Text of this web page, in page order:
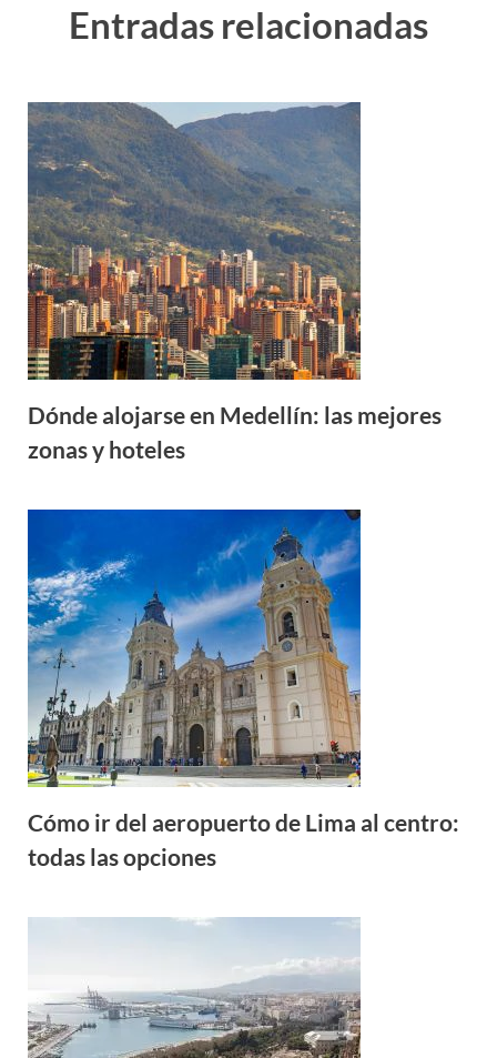
Entradas relacionadas
Dónde alojarse en Medellín: las mejores
zonas y hoteles
Cómo ir del aeropuerto de Lima al centro:
todas las opciones